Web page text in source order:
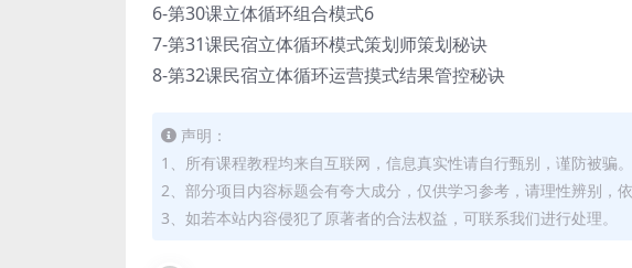
6-第30课立体循环组合模式6
7-第31课民宿立体循环模式策划师策划秘诀
8-第32课民宿立体循环运营摸式结果管控秘诀
声明：
1、所有课程教程均来自互联网，信息真实性请自行甄别，谨防被骗。
2、部分项目内容标题会有夸大成分，仅供学习参考，请理性辨别，
3、如若本站内容侵犯了原著者的合法权益，可联系我们进行处理。